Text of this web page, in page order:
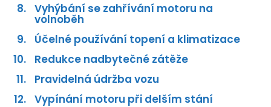
Vyhýbání se zahřívání motoru na
volnoběh
Účelné používání topení a klimatizace
Redukce nadbytečné zátěže
Pravidelná údržba vozu
Vypínání motoru při delším stání